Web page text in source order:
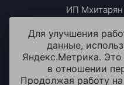
ИП
ИНН:
ОГРН /
Для улучшения
данные,
Яндекс.Метрика. Это
в отношении
Продолжая работу